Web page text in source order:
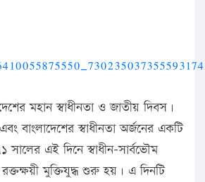
মহান স্বাধীনতা ও জাতীয় দিবস।
বাংলাদেশের স্বাধীনতা অর্জনের একটি
সালের এই দিনে স্বাধীন-সার্বভৌম
রক্তক্ষয়ী মুক্তিযুদ্ধ শুরু হয়। এ দিনটি